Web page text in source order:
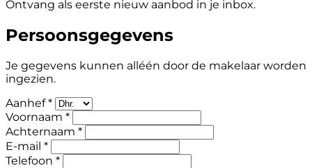
Ontvang als eerste nieuw aanbod in je inbox.
Persoonsgegevens
Je gegevens kunnen alléén door de makelaar worden
ingezien.
Aanhef *
Voornaam *
Achternaam *
E-mail *
Telefoon *